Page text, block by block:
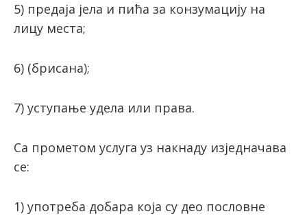
5) предаја јела и пића за конзумацију на
лицу места;
6) (брисана);
7) уступање удела или права.
Са прометом услуга уз накнаду изједначава
се:
1) употреба добара која су део пословне